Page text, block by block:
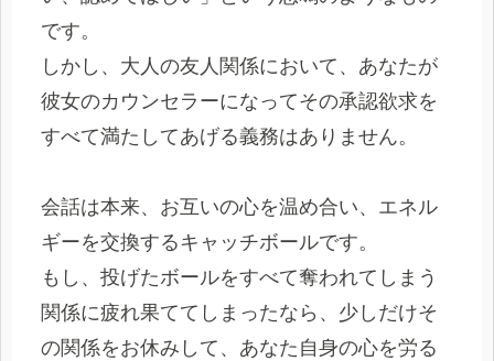
です。
しかし、大人の友人関係において、あなたが
彼女のカウンセラーになってその承認欲求を
すべて満たしてあげる義務はありません。
会話は本来、お互いの心を温め合い、エネル
ギーを交換するキャッチボールです。
もし、投げたボールをすべて奪われてしまう
関係に疲れ果ててしまったなら、少しだけそ
の関係をお休みして、あなた自身の心を労る